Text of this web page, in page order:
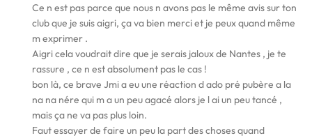
Ce n est pas parce que nous n avons pas le même avis sur ton
club que je suis aigri, ça va bien merci et je peux quand même
m exprimer .
Aigri cela voudrait dire que je serais jaloux de Nantes , je te
rassure , ce n est absolument pas le cas !
bon là, ce brave Jmi a eu une réaction d ado pré pubère a la
na na nére qui m a un peu agacé alors je l ai un peu tancé ,
mais ça ne va pas plus loin.
Faut essayer de faire un peu la part des choses quand